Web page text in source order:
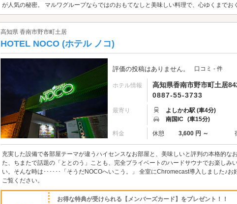
が人気の秘密。 マルワグループならではのおもてなしと美味しい料理で、心ゆくまでお
高知県 香南市野市町土居
HOTEL NOCO (ホテル ノコ)
評価の投稿はありません。 口コミ - 件
ホテル情報
高知県香南市野市町土居
0887-55-3733
最寄り
よしかわ駅 (車4分)
南国IC (車15分)
料金 休憩 3,600 円 ～
充実した設備で各部屋テーマが違うハイセンスなお部屋と、美味しいと評判の本格的な
た、ちまたで話題の「ととのう」ことも、完全プライベートのハードサウナでお楽しみ
い。そんな時は･･････「そうだNOCOへいこう。」 全室にChromecast導入しました♪
ご覧ください。
お得な特典が受けられる【メンバーズカード】をプレゼント！！